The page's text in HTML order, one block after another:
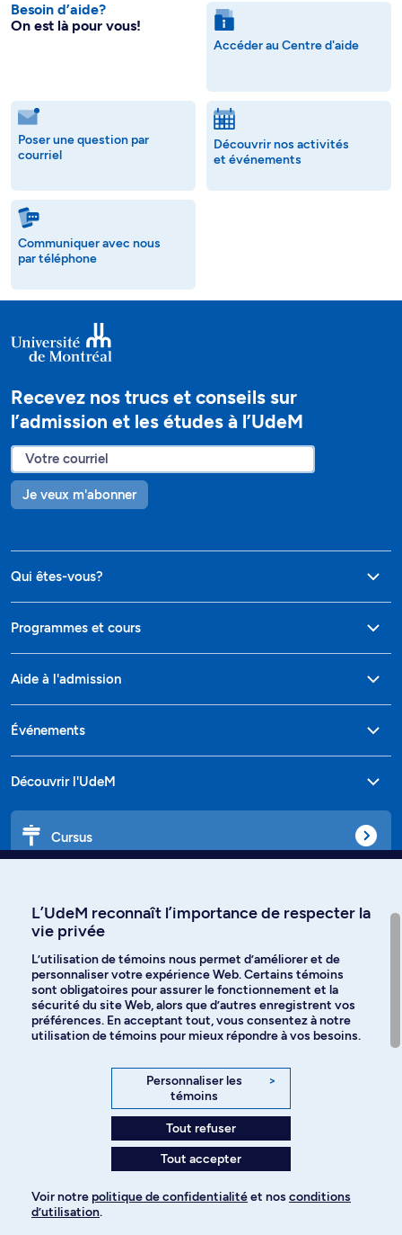
Besoin d’aide?
On est là pour vous!
Accéder au Centre d'aide
Poser une question par
courriel
Découvrir nos activités
et événements
Communiquer avec nous
par téléphone
Recevez nos trucs et conseils sur
l’admission et les études à l’UdeM
Je veux m'abonner
Qui êtes-vous?
Programmes et cours
Aide à l'admission
Événements
Découvrir l'UdeM
Cursus
Langues
Facebook Instagram
YouTube
Politique de confidentialité
L’UdeM reconnaît l’importance de respecter la
vie privée
L’utilisation de témoins nous permet d’améliorer et de
personnaliser votre expérience Web. Certains témoins
sont obligatoires pour assurer le fonctionnement et la
sécurité du site Web, alors que d’autres enregistrent vos
préférences. En acceptant tout, vous consentez à notre
utilisation de témoins pour mieux répondre à vos besoins.
Personnaliser les
témoins
>
Tout refuser
Tout accepter
Voir notre politique de confidentialitéet nos conditions
d’utilisation.